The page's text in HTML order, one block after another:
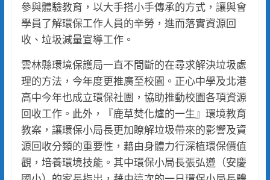
參與體驗教育，以大手搭小手傳承的方式，讓與會
學員了解環保工作人員的辛勞，進而落實資源回
收、垃圾減量宣導工作。
雲林縣環境保護局一直不間斷的在尋求解決垃圾處
理的方法，今年度更推廣至校園。正心中學及北港
高中今年也成立環保社團，協助推動校園各項資源
回收工作。此外，『鹿草焚化爐的一生』環境教育
教案，讓環保小局長更加瞭解垃圾帶來的影響及資
源回收分類的重要性，藉由身體力行深植環保價值
觀，培養環境技能。其中環保小局長張弘遵（安慶